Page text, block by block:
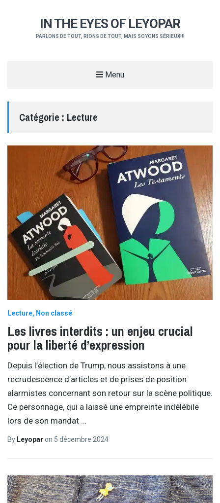
IN THE EYES OF LEYOPAR
PARLONS DE TOUT, RIONS DE TOUT, MAIS SOYONS SÉRIEUX!!!
Menu
Catégorie : Lecture
Lecture Non classé
Les livres interdits : un enjeu crucial
pour la liberté d’expression
Depuis l’élection de Trump, nous assistons à une
recrudescence d’articles et de prises de position
alarmistes concernant son retour sur la scène politique.
Ce personnage, qui a laissé une empreinte indélébile
lors de son mandat
By Leyopar on 5 décembre 2024